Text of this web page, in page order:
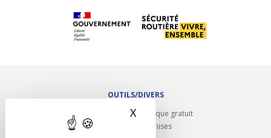
X Masquer le bandeau des
OUTILS/DIVERS
Rappel contrôle technique gratuit
Partenariats/Remises